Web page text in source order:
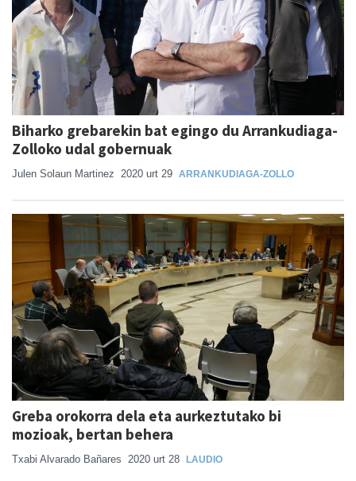
Biharko grebarekin bat egingo du Arrankudiaga-
Zolloko udal gobernuak
Julen Solaun Martinez 2020 urt 29 ARRANKUDIAGA-ZOLLO
Greba orokorra dela eta aurkeztutako bi
mozioak, bertan behera
Txabi Alvarado Bañares 2020 urt 28 LAUDIO